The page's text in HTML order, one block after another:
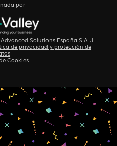
por
Solutions España S.A.U.
de privacidad y protección de
Cookies